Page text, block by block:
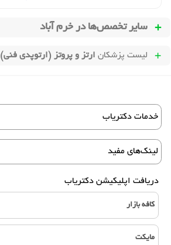
سایر تخصص‌ها در خرم آباد
لیست پزشکان ارتز و پروتز (ارتوپدی فنی)
خدمات دکتریاب
لینک‌های مفید
دریافت اپلیکیشن دکتریاب
کافه بازار
مایکت